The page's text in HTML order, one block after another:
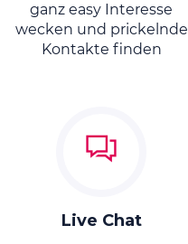
ganz easy Interesse
wecken und prickelnde
Kontakte finden
Live Chat